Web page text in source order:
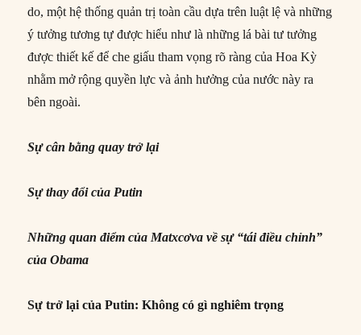
do, một hệ thống quản trị toàn cầu dựa trên luật lệ và những
ý tưởng tương tự được hiểu như là những lá bài tư tưởng
được thiết kế để che giấu tham vọng rõ ràng của Hoa Kỳ
nhằm mở rộng quyền lực và ảnh hưởng của nước này ra
bên ngoài.
Sự cân bằng quay trở lại
Sự thay đổi của Putin
Những quan điểm của Matxcơva về sự “tái điều chỉnh”
của Obama
Sự trở lại của Putin: Không có gì nghiêm trọng